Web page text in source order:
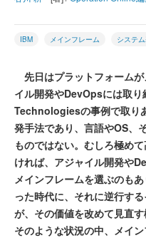
IBM メインフレーム システ
先日はプラットフォーム
イル開発やDevOpsには取
Technologiesの事例で取り
発手法であり、言語やOS、
ものではない。むしろ極め
ければ、アジャイル開発や
メインフレームを選ぶのも
った時代に、それに逆行す
が、その価値を改めて見直
そのような状況の中、メイ